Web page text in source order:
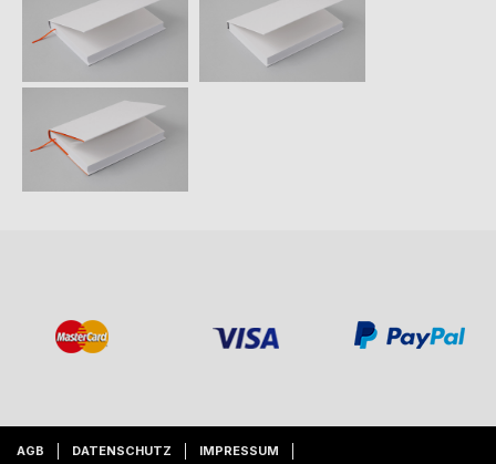
AGB DATENSCHUTZ IMPRESSUM